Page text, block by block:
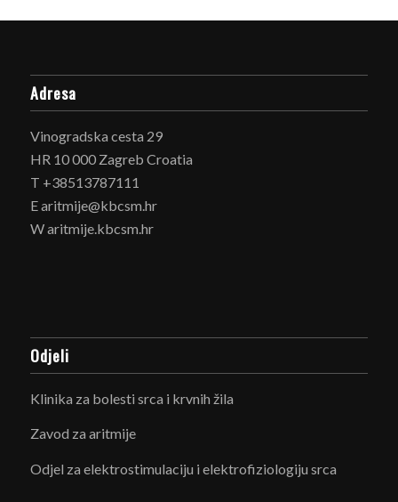
Adresa
Vinogradska cesta 29
HR 10 000 Zagreb Croatia
T +38513787111
E aritmije@kbcsm.hr
W aritmije.kbcsm.hr
Odjeli
Klinika za bolesti srca i krvnih žila
Zavod za aritmije
Odjel za elektrostimulaciju i elektrofiziologiju srca